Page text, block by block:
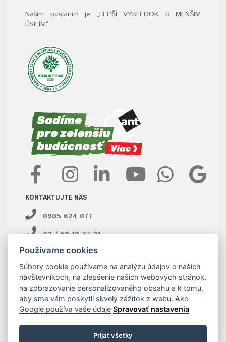
Naším poslaním je „LEPŠÍ VÝSLEDOK S MENŠÍM
ÚSILÍM“.
KONTAKTUJTE NÁS
0905 624 077
02 / 60 10 37 21
ant@ant.sk
E-shop objednávky:
02 / 60 10 37 23
ant@ant.sk
Používame cookies
Súbory cookie používame na analýzu údajov o našich
návštevníkoch, na zlepšenie našich webových stránok,
na zobrazovanie personalizovaného obsahu a k tomu,
aby sme vám poskytli skvelý zážitok z webu. Ako
Google používa vaše údaje Spravovať nastavenia
Prijať všetky